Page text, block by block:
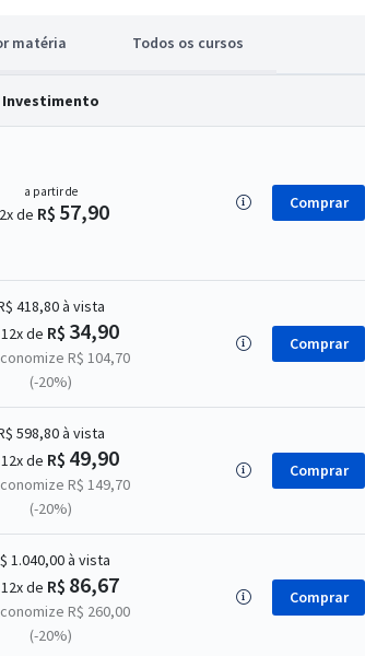
matéria Todos os cursos
Investimento
a partir de
de R$ 57,90 Comprar
418,80à vista
de R$ 34,90
R$ 104,70
(-20%)
Comprar
598,80à vista
de R$ 49,90
R$ 149,70
(-20%)
Comprar
1.040,00à vista
de R$ 86,67
R$ 260,00
(-20%)
Comprar